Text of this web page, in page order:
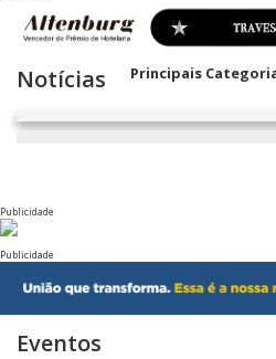
Notícias Principais
Publicidade
Publicidade
Eventos